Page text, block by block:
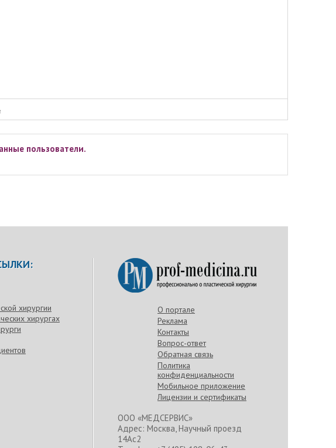
пользователи.
хирургии
хирургах
О портале
Реклама
Контакты
Вопрос-ответ
Обратная связь
Политика
конфиденциальности
Мобильное приложение
Лицензии и сертификаты
ООО «МЕДСЕРВИС»
Адрес: Москва, Научный проезд
14Ас2